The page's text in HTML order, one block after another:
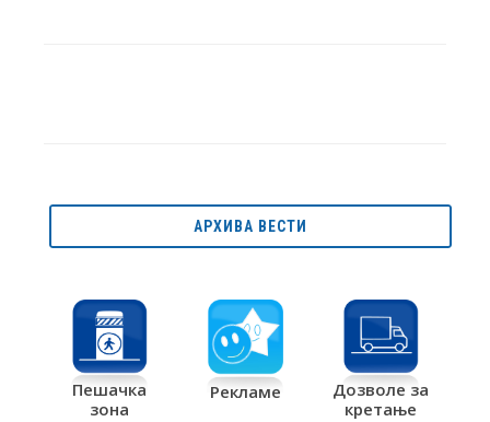
АРХИВА ВЕСТИ
Пешачка
зона
Рекламе
Дозволе за
кретање